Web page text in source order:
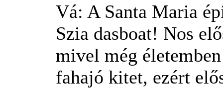
Vá: A Santa Maria
Szia dasboat! Nos
mivel még
fahajó kitet, ezért